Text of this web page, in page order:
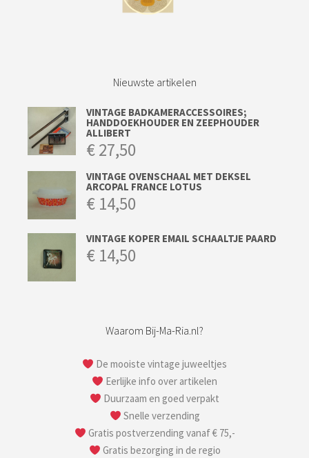
Nieuwste artikelen
VINTAGE BADKAMERACCESSOIRES;
HANDDOEKHOUDER EN ZEEPHOUDER
ALLIBERT
€27,50
VINTAGE OVENSCHAAL MET DEKSEL
ARCOPAL FRANCE LOTUS
€ 14,50
VINTAGE KOPER EMAIL SCHAALTJE PAARD
€ 14,50
Waarom Bij-Ma-Ria.nl?
De mooiste vintage juweeltjes
Eerlijke info over artikelen
Duurzaam en goed verpakt
Snelle verzending
Gratis postverzending vanaf € 75,-
Gratis bezorging in de regio